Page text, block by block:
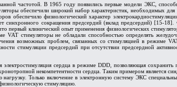
частотой. В 1965 году появились первые модели ЭКС,
обеспечили широкий набор характеристик, необходимых для
обеспечило физиологический характер
синхронного сокращения предсердий (вклад предсердий) [15-18].
первый клинический опыт применения физиологических
стимуляторы не обладали способностью определять
возможных проблем, связанных со стимуляцией в режиме
стимуляции предсердий при отсутствии предсердной
сердца в режиме DDD, позволяющая
некомпетентности сердца. Таким примером является
Только включение в электронную систему ЭКС
стимуляцию.